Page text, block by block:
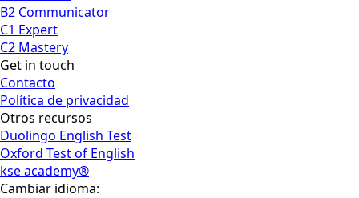
B2 Communicator
C1 Expert
C2 Mastery
Get in touch
Contacto
Política de privacidad
Otros recursos
Duolingo English Test
Oxford Test of English
kse academy®
Cambiar idioma: